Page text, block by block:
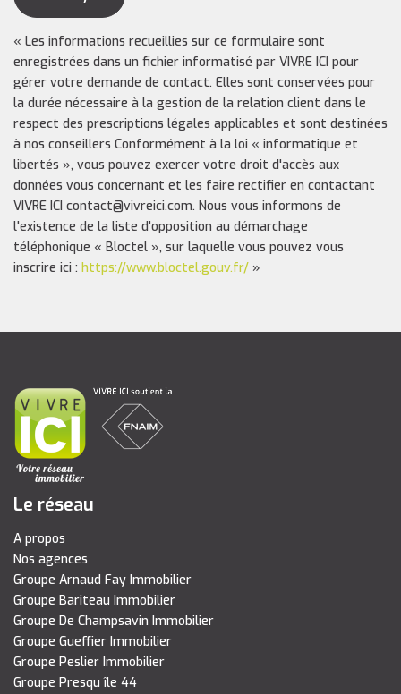
« Les informations recueillies sur ce formulaire sont
enregistrées dans un fichier informatisé par VIVRE ICI pour
gérer votre demande de contact. Elles sont conservées pour
la durée nécessaire à la gestion de la relation client dans le
respect des prescriptions légales applicables et sont destinées
à nos conseillers Conformément à la loi « informatique et
libertés », vous pouvez exercer votre droit d'accès aux
données vous concernant et les faire rectifier en contactant
VIVRE ICI contact@vivreici.com. Nous vous informons de
l'existence de la liste d'opposition au démarchage
téléphonique « Bloctel », sur laquelle vous pouvez vous
inscrire ici : https://www.bloctel.gouv.fr/ »
Le réseau
A propos
Nos agences
Groupe Arnaud Fay Immobilier
Groupe Bariteau Immobilier
Groupe De Champsavin Immobilier
Groupe Gueffier Immobilier
Groupe Peslier Immobilier
Groupe Presqu île 44